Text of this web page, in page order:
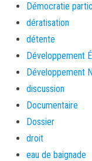
Démocratie
dératisation
détente
Développement
Développement
discussion
Documentaire
Dossier
droit
eau de baignade